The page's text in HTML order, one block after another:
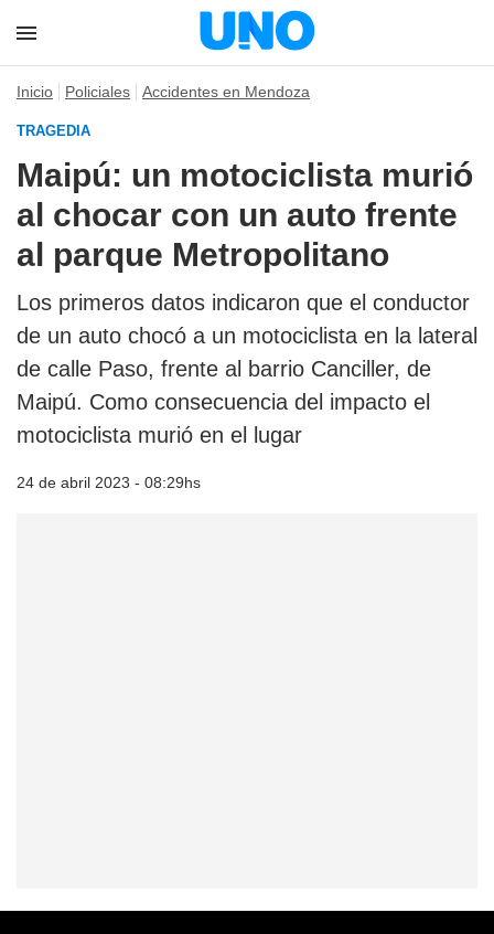
Inicio Policiales Accidentes en Mendoza
TRAGEDIA
Maipú: un motociclista murió
al chocar con un auto frente
al parque Metropolitano
Los primeros datos indicaron que el conductor
de un auto chocó a un motociclista en la lateral
de calle Paso, frente al barrio Canciller, de
Maipú. Como consecuencia del impacto el
motociclista murió en el lugar
24 de abril 2023 - 08:29hs